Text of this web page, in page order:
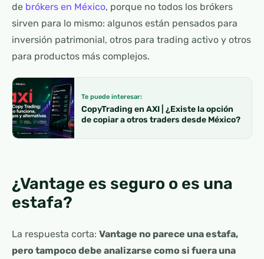
de brókers en México, porque no todos los brókers
sirven para lo mismo: algunos están pensados para
inversión patrimonial, otros para trading activo y otros
para productos más complejos.
Te puede interesar:
CopyTrading en AXI | ¿Existe la opción
de copiar a otros traders desde México?
¿Vantage es seguro o es una
estafa?
La respuesta corta: Vantage no parece una estafa,
pero tampoco debe analizarse como si fuera una